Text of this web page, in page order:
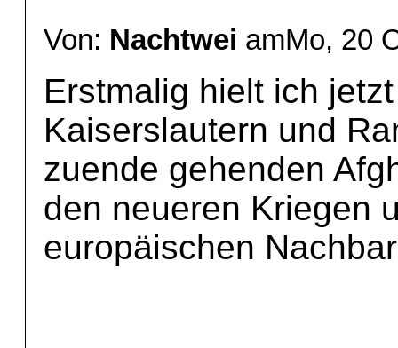
Von: Nachtwei amMo, 20
Erstmalig hielt ich
Kaiserslautern und
zuende gehenden
den neueren Kriegen
europäischen